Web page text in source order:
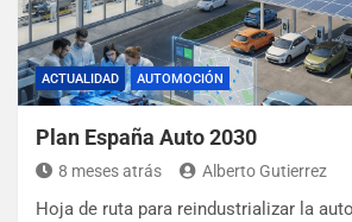
ACTUALIDAD AUTOMOCIÓN
Plan España Auto 2030
8 meses atrás Alberto Gutierrez
Hoja de ruta para reindustrializar la